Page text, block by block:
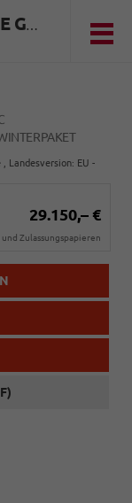
HUBER AUTOMOBILE GMBH
, Landesversion: EU -
29.150,– €
Zulassungspapieren